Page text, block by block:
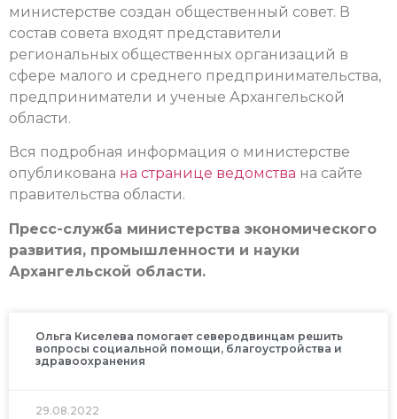
министерстве создан общественный совет. В
состав совета входят представители
региональных общественных организаций в
сфере малого и среднего предпринимательства,
предприниматели и ученые Архангельской
области.
Вся подробная информация о министерстве
опубликована на странице ведомства на сайте
правительства области.
Пресс-служба министерства экономического
развития, промышленности и науки
Архангельской области.
Ольга Киселева помогает северодвинцам решить
вопросы социальной помощи, благоустройства и
здравоохранения
29.08.2022